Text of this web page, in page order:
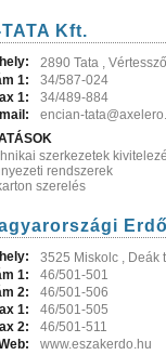
Kft.
2890 Tata ,
1:
34/587-024
1:
34/489-884
encian-
szerkezetek
rendszerek
szerelés
3525 Miskolc , Deák
1:
46/501-501
2:
46/501-506
1:
46/501-505
2:
46/501-511
www.eszakerdo.hu